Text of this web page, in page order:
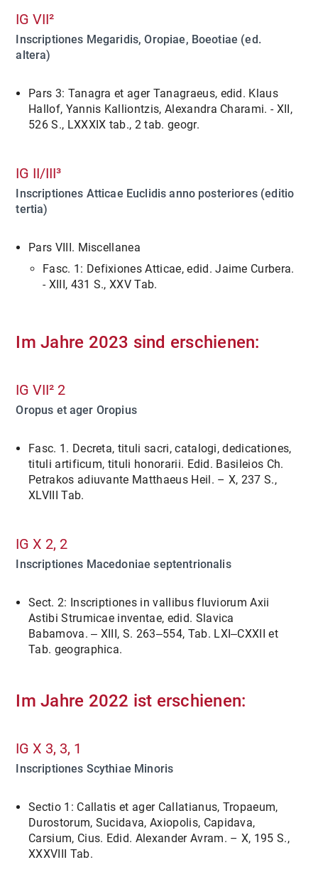
IG VII²
Inscriptiones Megaridis, Oropiae, Boeotiae (ed.
altera)
Pars 3: Tanagra et ager Tanagraeus, edid. Klaus
Hallof, Yannis Kalliontzis, Alexandra Charami. - XII,
526 S., LXXXIX tab., 2 tab. geogr.
IG II/III³
Inscriptiones Atticae Euclidis anno posteriores (editio
tertia)
Pars VIII. Miscellanea
Fasc. 1: Defixiones Atticae, edid. Jaime Curbera.
- XIII, 431 S., XXV Tab.
Im Jahre 2023 sind erschienen:
IG VII² 2
Oropus et ager Oropius
Fasc. 1. Decreta, tituli sacri, catalogi, dedicationes,
tituli artificum, tituli honorarii. Edid. Basileios Ch.
Petrakos adiuvante Matthaeus Heil. – X, 237 S.,
XLVIII Tab.
IG X 2, 2
Inscriptiones Macedoniae septentrionalis
Sect. 2: Inscriptiones in vallibus fluviorum Axii
Astibi Strumicae inventae, edid. Slavica
Babamova. ‒ XIII, S. 263‒554, Tab. LXI‒CXXII et
Tab. geographica.
Im Jahre 2022 ist erschienen:
IG X 3, 3, 1
Inscriptiones Scythiae Minoris
Sectio 1: Callatis et ager Callatianus, Tropaeum,
Durostorum, Sucidava, Axiopolis, Capidava,
Carsium, Cius. Edid. Alexander Avram. – X, 195 S.,
XXXVIII Tab.